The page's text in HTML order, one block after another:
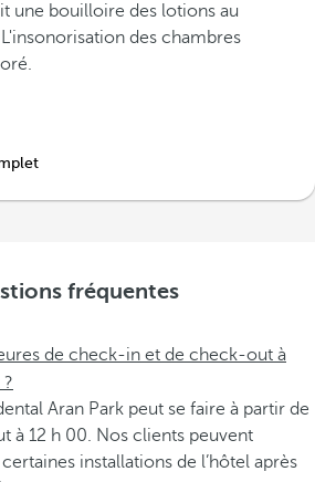
une bouilloire des lotions au
des chambres
fréquentes
de check-in et de check-out à
Aran Park peut se faire à partir de
à 12 h 00. Nos clients peuvent
installations de l’hôtel après